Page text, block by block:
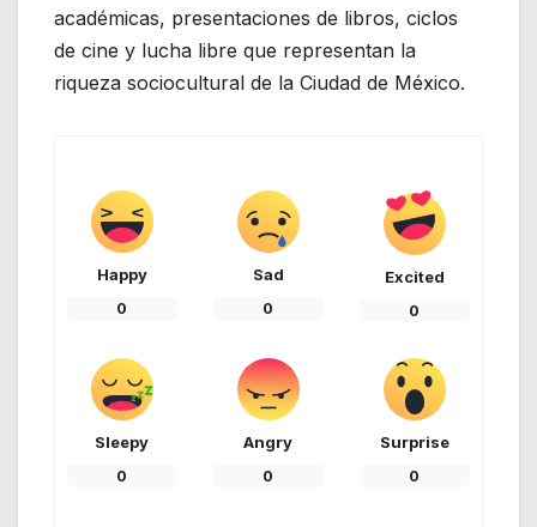
académicas, presentaciones de libros, ciclos
de cine y lucha libre que representan la
riqueza sociocultural de la Ciudad de México.
Happy
0
Sad
0
Excited
0
Sleepy
0
Angry
0
Surprise
0